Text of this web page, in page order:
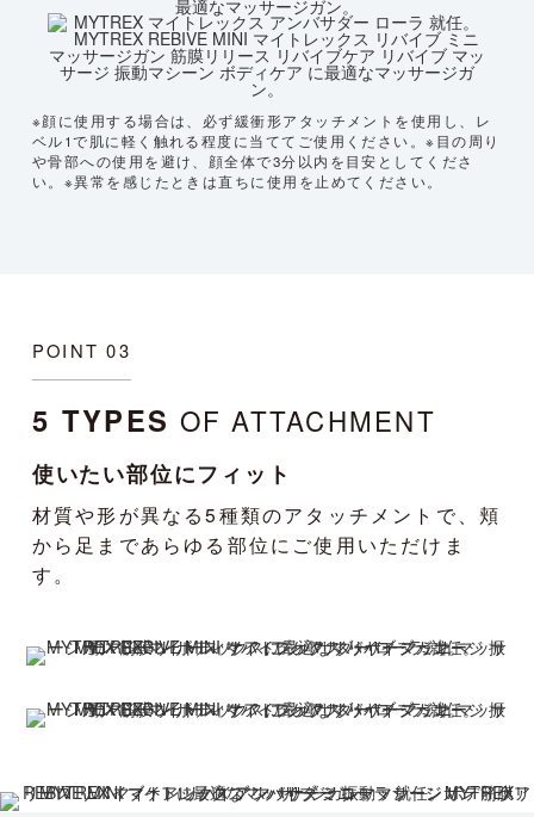
※顔に使用する場合は、必ず緩衝形アタッチメントを使用し、レ
ベル1で肌に軽く触れる程度に当ててご使用ください。※目の周り
や骨部への使用を避け、顔全体で3分以内を目安としてくださ
い。※異常を感じたときは直ちに使用を止めてください。
POINT 03
5 TYPES OF ATTACHMENT
使いたい部位にフィット
材質や形が異なる5種類のアタッチメントで、頬
から足まであらゆる部位にご使用いただけま
す。